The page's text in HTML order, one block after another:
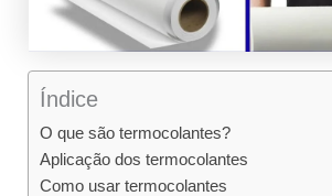
Índice
O que são termocolantes?
Aplicação dos termocolantes
Como usar termocolantes